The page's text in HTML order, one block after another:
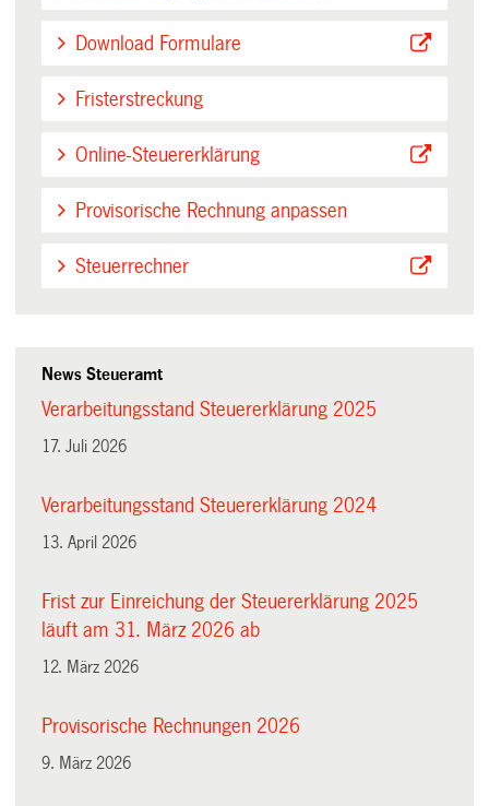
Download Formulare
Fristerstreckung
Online-Steuererklärung
Provisorische Rechnung anpassen
Steuerrechner
News Steueramt
Verarbeitungsstand Steuererklärung 2025
17. Juli 2026
Verarbeitungsstand Steuererklärung 2024
13. April 2026
Frist zur Einreichung der Steuererklärung 2025
läuft am 31. März 2026 ab
12. März 2026
Provisorische Rechnungen 2026
9. März 2026